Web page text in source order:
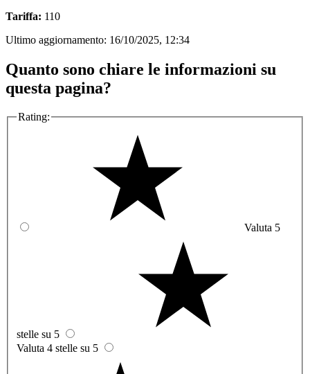
Tariffa: 110
Ultimo aggiornamento: 16/10/2025, 12:34
Quanto sono chiare le informazioni su
questa pagina?
Rating:
Valuta 5
stelle su 5
Valuta 4 stelle su 5